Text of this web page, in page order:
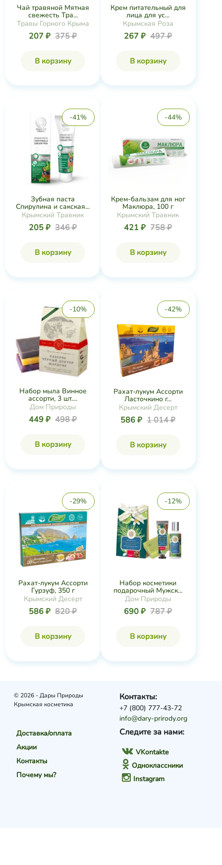
Чай травяной Мятная
свежесть Тра...
Травы Горного Крыма
207 ₽ 375 ₽
В корзину
Крем питательный для
лица для ус...
Крымская Роза
267 ₽ 497 ₽
В корзину
-41%
Зубная паста
Спирулина и сакская...
Крымский Травник
205 ₽ 346 ₽
В корзину
-44%
Крем-бальзам для ног
Маклюра, 100 г
Крымский Травник
421 ₽ 758 ₽
В корзину
-10%
Набор мыла Винное
ассорти, 3 шт....
Дом Природы
449 ₽ 498 ₽
В корзину
-42%
Рахат-лукум Ассорти
Ласточкино г...
Крымский Десерт
586 ₽ 1 014 ₽
В корзину
-29%
Рахат-лукум Ассорти
Гурзуф, 350 г
Крымский Десерт
586 ₽ 820 ₽
В корзину
-12%
Набор косметики
подарочный Мужск...
Дом Природы
690 ₽ 787 ₽
В корзину
© 2026 - Дары Природы
Крымская косметика
Доставка/оплата
Акции
Контакты
Почему мы?
Следите за нами:
VKontakte
Одноклассники
Instagram
Контакты:
+7 (800) 777-43-72
info@dary-prirody.org